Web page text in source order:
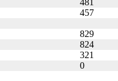
481
457
829
824
321
0